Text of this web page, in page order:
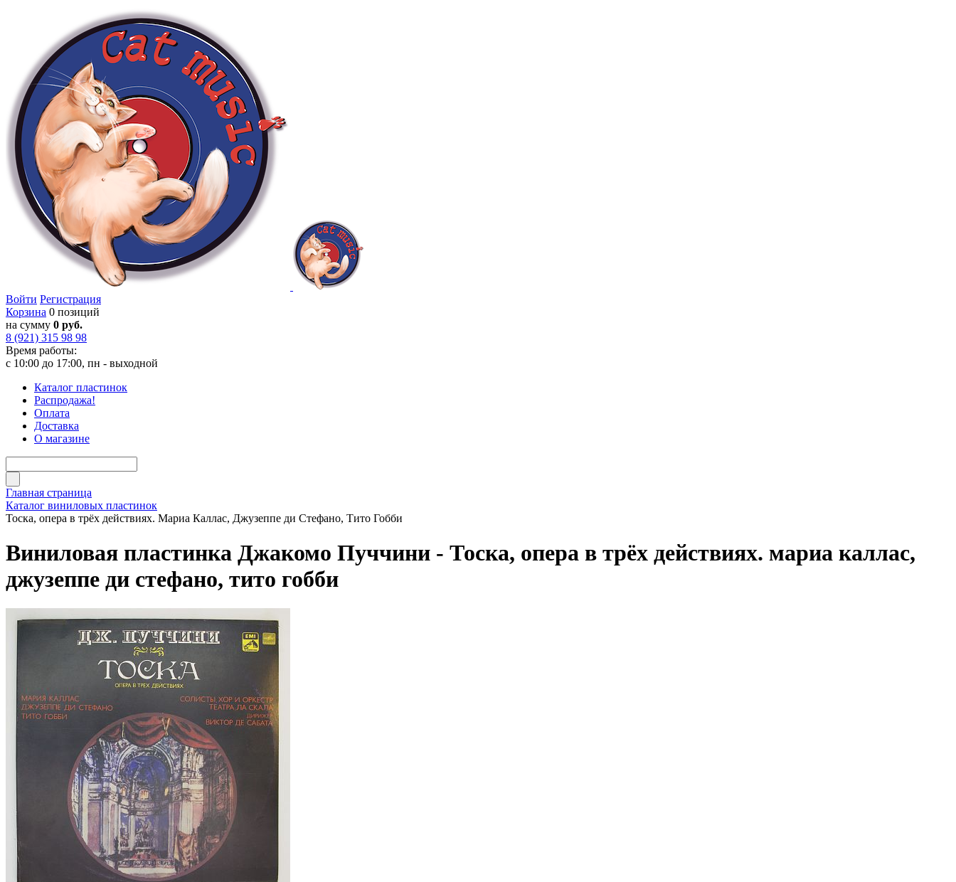
Войти Регистрация
Корзина 0 позиций
на сумму 0 руб.
8 (921) 315 98 98
Время работы:
с 10:00 до 17:00, пн - выходной
Каталог пластинок
Распродажа!
Оплата
Доставка
О магазине
Главная страница
Каталог виниловых пластинок
Тоска, опера в трёх действиях. Мариа Каллас, Джузеппе ди Стефано, Тито Гобби
Виниловая пластинка Джакомо Пуччини - Тоска, опера в трёх действиях. мариа каллас,
джузеппе ди стефано, тито гобби